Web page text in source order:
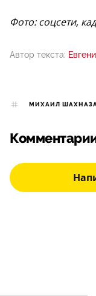
Фото: соцсети,
Автор текста:
МИХАИЛ